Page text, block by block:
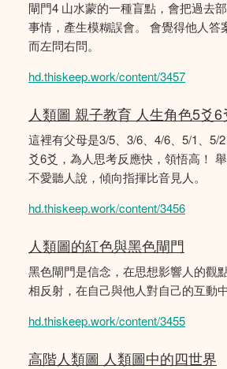
閘門4 山水蒙的一種盲點，會把過去
事情，產生模糊誤會。 會覺得他人答
而左問右問。
hd.thiskeep.work/content/3457
人類圖 親子教育 人生角色5爻6
這裡有父母是3/5、3/6、4/6、5/1、5/
爻6爻，為人思考反應快，領悟高！
不愛聽人說，傾向指揮比音見人。
hd.thiskeep.work/content/3456
人類圖的紅色與黑色閘門
黑色閘門是信念，在思想影響人的觀
相反射，在自己與他人對自己的互動中
hd.thiskeep.work/content/3455
高階人類圖 人類圖中的四世界